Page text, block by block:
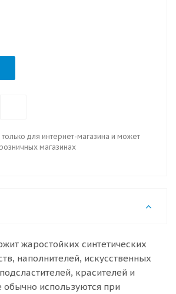
для интернет-магазина и может
магазинах
жаростойких синтетических
наполнителей, искусственных
красителей и
используются при